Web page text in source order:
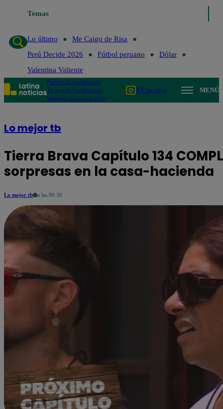
Temas
Lo último
Me Caigo de Risa
Perú Decide 2026
Fútbol peruano
Dólar
Valentina Valiente
PolíticaLimaMundo
Te ayudoTendencias
DeportesEspectáculos
TV en vivo MENÚ
Lo mejor tb
Tierra Brava Capítulo 134
sorpresas en la casa-hacienda
Lo mejor tb a las 09:30